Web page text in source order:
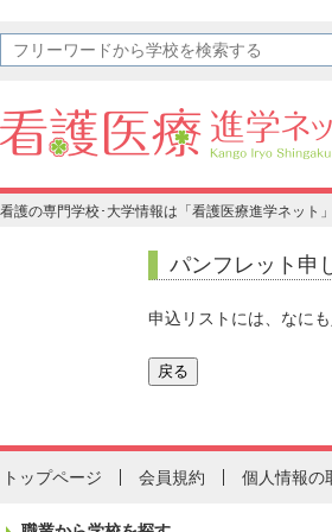
看護の専門学校･大学情報は「看護医療進学ネット」
パンフレット申
申込リストには、なにも
トップページ 会員規約 個人情報の